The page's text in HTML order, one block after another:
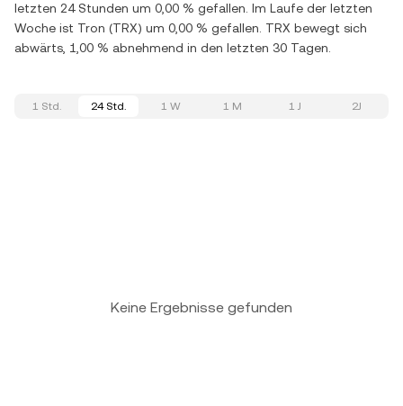
letzten 24 Stunden um 0,00 % gefallen. Im Laufe der letzten
Woche ist Tron (TRX) um 0,00 % gefallen. TRX bewegt sich
abwärts, 1,00 % abnehmend in den letzten 30 Tagen.
1 Std. 24 Std. 1 W 1 M 1 J 2J
Keine Ergebnisse gefunden